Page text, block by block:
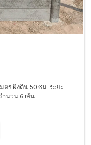
ตร ฝังดิน 50 ซม. ระยะ
ำนวน 6 เส้น